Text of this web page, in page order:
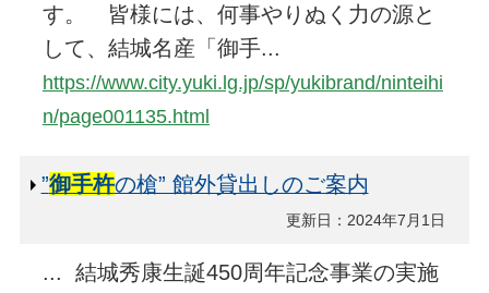
す。 皆様には、何事やりぬく力の源と
して、結城名産「御手...
https://www.city.yuki.lg.jp/sp/yukibrand/ninteihi
n/page001135.html
”御手杵の槍” 館外貸出しのご案内
更新日：2024年7月1日
... 結城秀康生誕450周年記念事業の実施